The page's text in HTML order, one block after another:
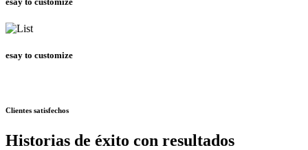
esay to customize
Clientes satisfechos
Historias de éxito con resultados